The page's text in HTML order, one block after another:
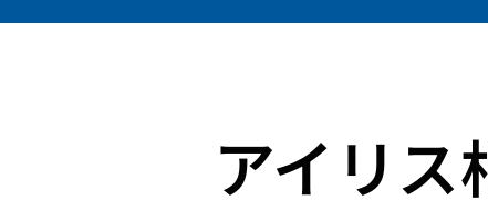
アイリス